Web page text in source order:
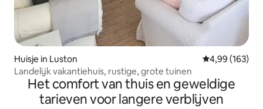
Huisje in Luston Gemiddelde
4,99 (163)
Landelijk vakantiehuis, rustige, grote tuinen
Het comfort van thuis en geweldige
tarieven voor langere verblijven